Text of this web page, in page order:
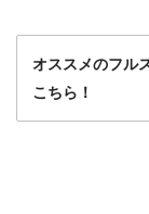
オススメのフル
こちら！